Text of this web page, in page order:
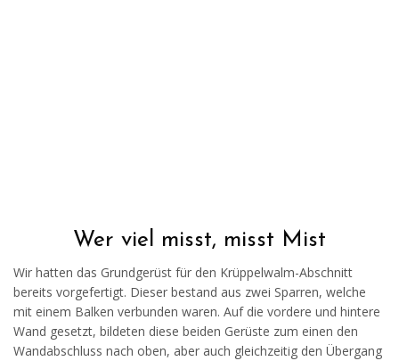
Wer viel misst, misst Mist
Wir hatten das Grundgerüst für den Krüppelwalm-Abschnitt
bereits vorgefertigt. Dieser bestand aus zwei Sparren, welche
mit einem Balken verbunden waren. Auf die vordere und hintere
Wand gesetzt, bildeten diese beiden Gerüste zum einen den
Wandabschluss nach oben, aber auch gleichzeitig den Übergang